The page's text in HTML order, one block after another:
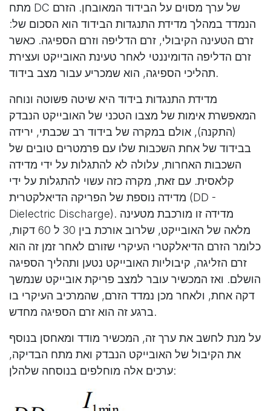
מתח DC של ערך מסוים על הבידוד המאובחן. הזרם
הנמדד במהלך מדידת התנגדות הבידוד הוא הסכום של:
זרם הטעינה הקיבולי, זרם הדליפה וזרם הספיגה. כאשר
זרם הדליפה הדומיננטי לאחר טעינת האובייקט ועצירת
תהליכי הספיגה, הוא שמכריע עבור מצב בידוד.
מדידת התנגדות בידוד היא שיטה פשוטה ונוחה
המאפשרת אימות של מצבו הטכני של האובייקט הנבדק
(התקנה), אולם במקרה של בידוד רב שכבתי, ירידה
בבידוד של אחת השכבות שלו עם פרמטרים טובים של
השכבות האחרות, עלולה לא להתגלות על ידי מדידה
קלאסית. עם זאת, מקרה כזה עשוי להתגלות על ידי
מדידה נוספת של הפריקה הדיאלקטרית (DD -
Dielectric Discharge). מדידה זו מורכבת מטעינה
מלאה של האובייקט, שלרוב אורכת בין 30 ל 60 דקות,
כלומר הזרם הדיאלקטרי העיקרי שזורם לאחר זמן זה הוא
זרם הזליגה, קיבוליות האובייקט נטען ותהליך הספיגה
הושלם. ואז המכשיר עובר למצב פריקת אובייקט שנמשך
דקה אחת, ולאחר מכן נמדד הזרם, שהמרכיב העיקרי בו
ברגע זה הוא זרם הספיגה מחדש.
על מנת לחשב את ערך זה, המכשיר מודד ומאחסן בנוסף
את הקיבול של האובייקט הנבדק ואת מתח הבדיקה,
ערכים אלה מוחלפים בנוסחה שלהלן: